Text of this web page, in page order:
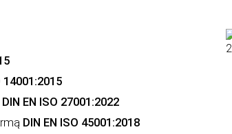
14001:2015
DIN EN ISO 27001:2022
DIN EN ISO 45001:2018